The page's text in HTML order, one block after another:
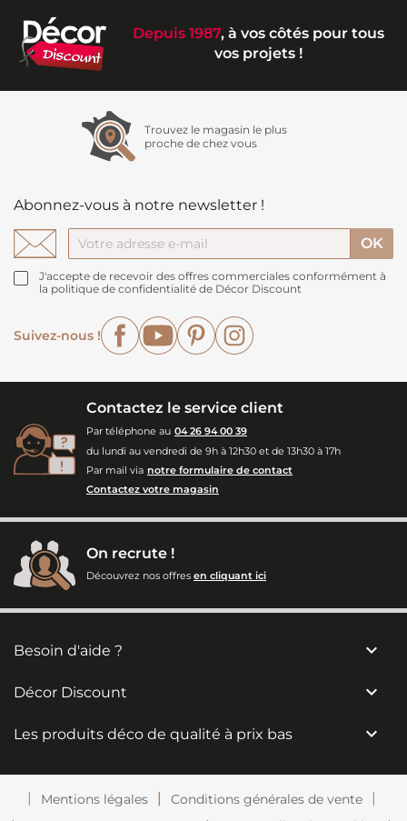
Depuis 1987, à vos côtés pour tous
vos projets !
Trouvez le magasin le plus
proche de chez vous
Abonnez-vous à notre newsletter !
J'accepte de recevoir des offres commerciales conformément à
la politique de confidentialité de Décor Discount
Suivez-nous !
FacebookYouTubePinterest
Contactez le service client
Par téléphone au 04 26 94 00 39
du lundi au vendredi de 9h à 12h30 et de 13h30 à 17h
Par mail via notre formulaire de contact
Contactez votre magasin
On recrute !
Découvrez nos offres en cliquant ici
Besoin d'aide ? 
Décor Discount 
Les produits déco de qualité à prix bas 
Mentions légales
Conditions générales de vente